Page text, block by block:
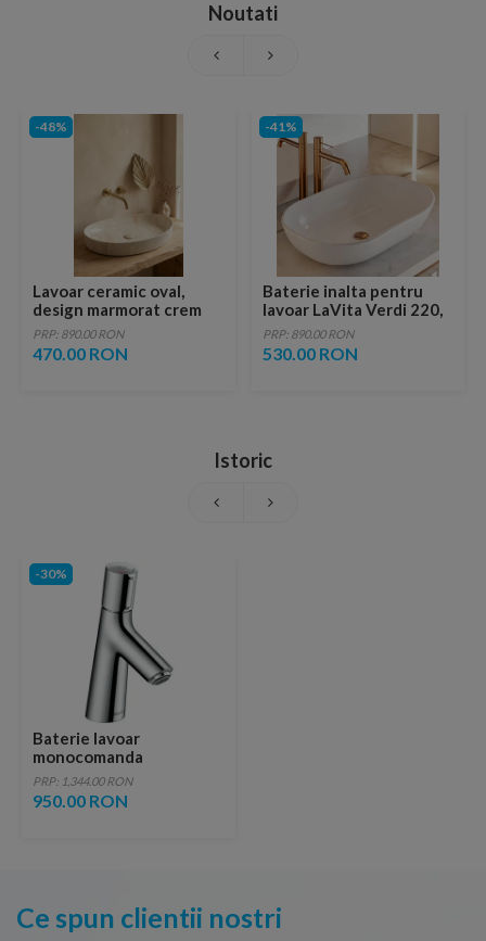
Noutati
-48%
Lavoar ceramic oval,
design marmorat crem
lucios cu vene aurii,
ventil inclus
PRP: 890.00 RON
470.00 RON
-41%
Baterie inalta pentru
lavoar LaVita Verdi 220,
fara ventil, brushed
copper
PRP: 890.00 RON
530.00 RON
Istoric
-30%
Baterie lavoar
monocomanda
Hansgrohe Talis Select S
80 cu ventil pop-up
PRP: 1,344.00 RON
950.00 RON
Ce spun clientii nostri